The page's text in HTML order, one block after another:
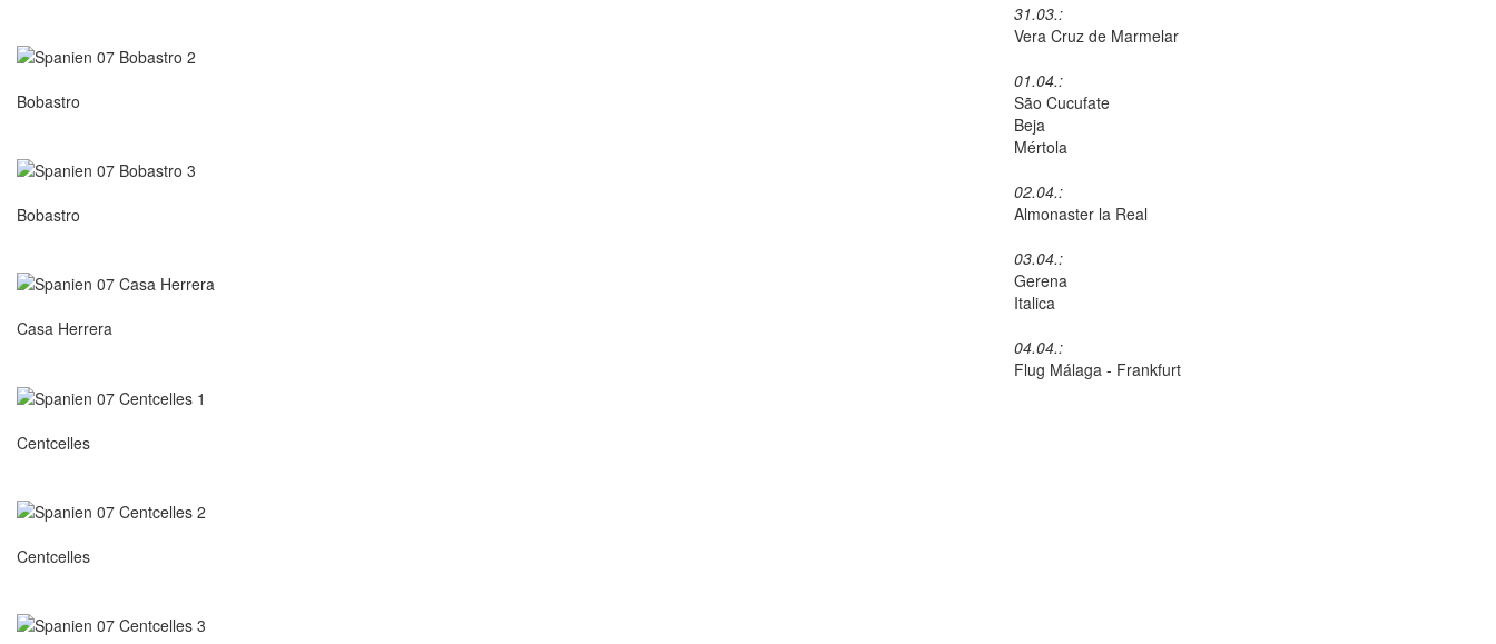
Bobastro
Bobastro
Casa Herrera
Centcelles
Centcelles
31.03.:
Vera Cruz de Marmelar
01.04.:
São Cucufate
Beja
Mértola
02.04.:
Almonaster la Real
03.04.:
Gerena
Italica
04.04.:
Flug Málaga - Frankfurt